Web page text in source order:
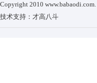
Copyright 2010
技术支持： 才高八斗